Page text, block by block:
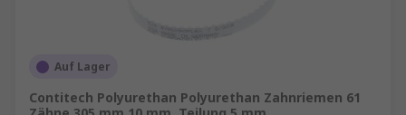
Auf Lager
Contitech Polyurethan Polyurethan Zahnriemen 61